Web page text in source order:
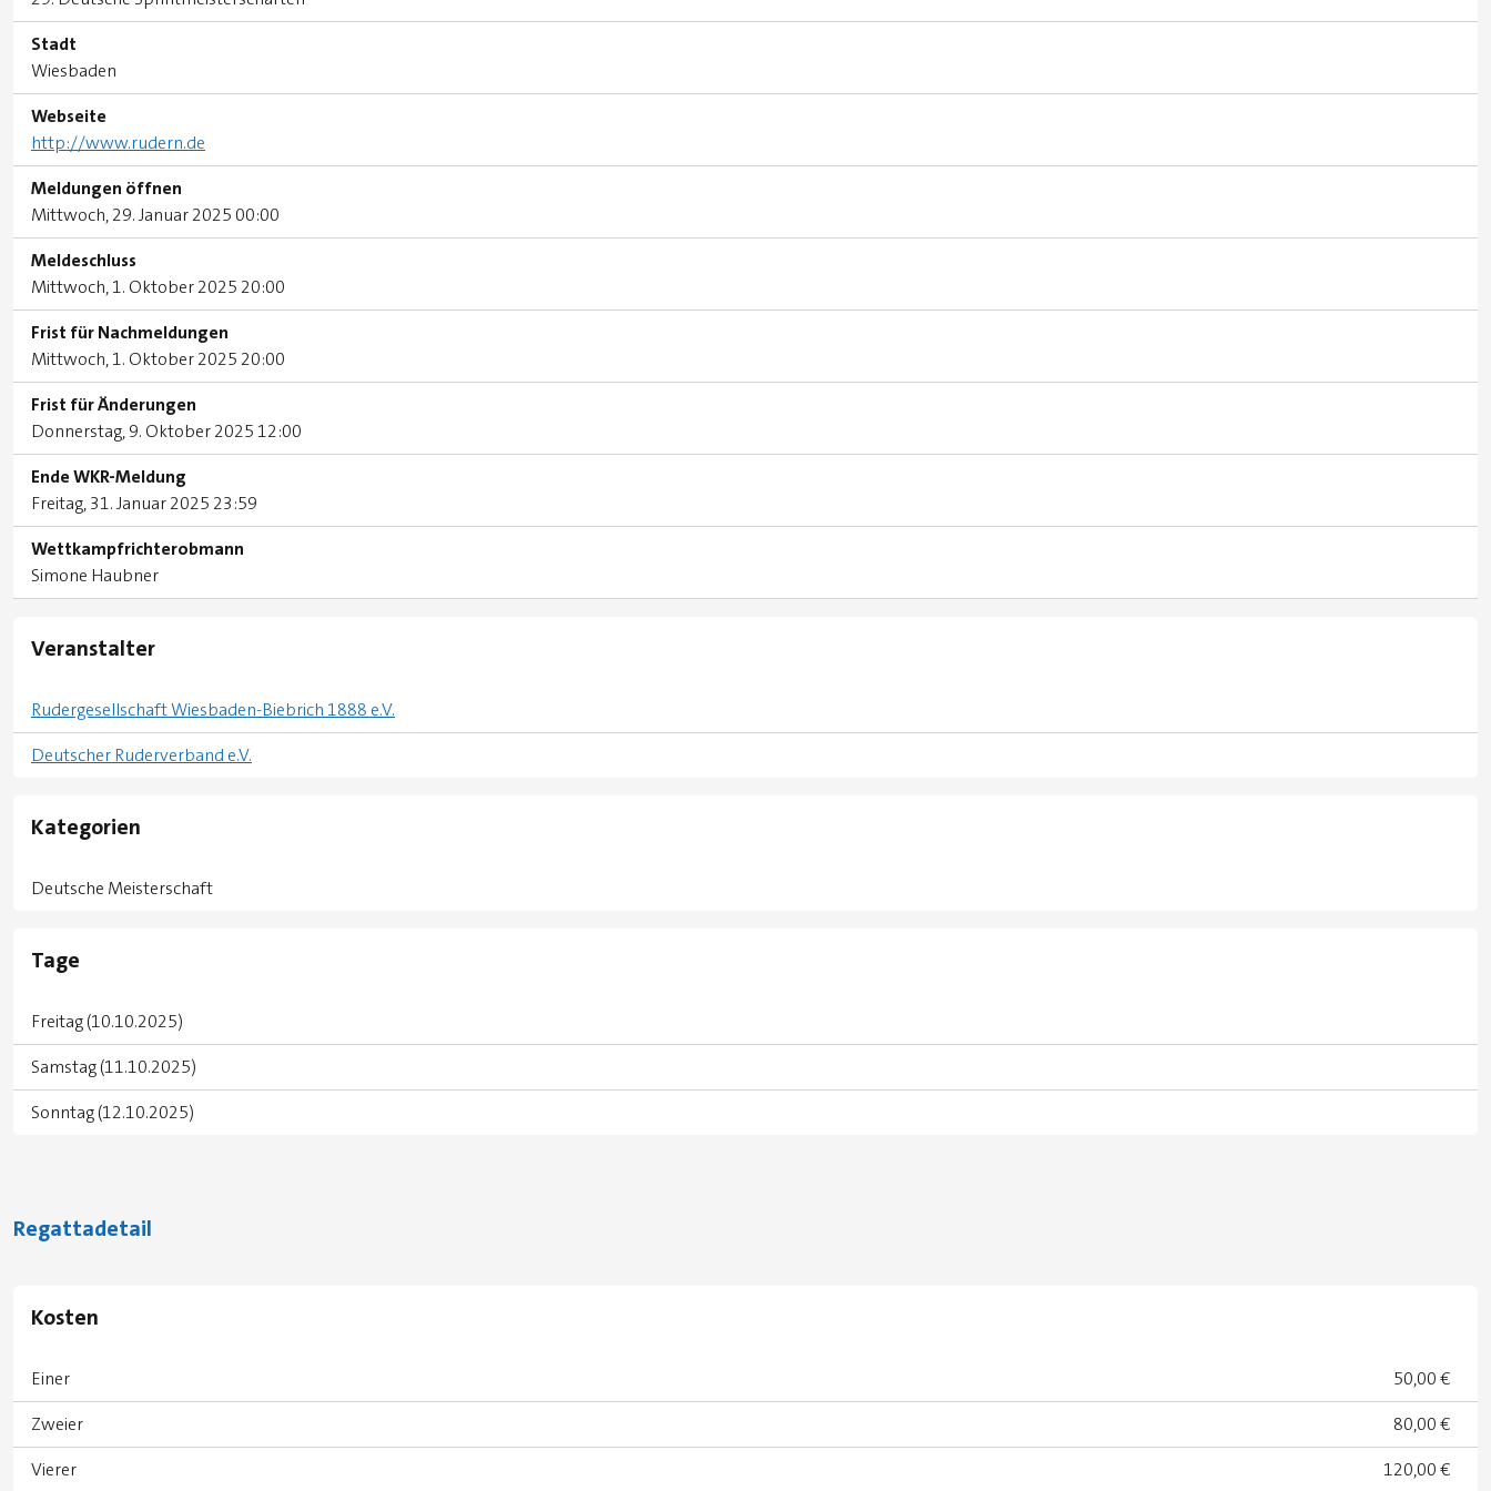
Stadt
Wiesbaden
Webseite
http://www.rudern.de
Meldungen öffnen
Mittwoch, 29. Januar 2025 00:00
Meldeschluss
Mittwoch, 1. Oktober 2025 20:00
Frist für Nachmeldungen
Mittwoch, 1. Oktober 2025 20:00
Frist für Änderungen
Donnerstag, 9. Oktober 2025 12:00
Ende WKR-Meldung
Freitag, 31. Januar 2025 23:59
Wettkampfrichterobmann
Simone Haubner
Veranstalter
Rudergesellschaft Wiesbaden-Biebrich 1888 e.V.
Deutscher Ruderverband e.V.
Kategorien
Deutsche Meisterschaft
Tage
Freitag (10.10.2025)
Samstag (11.10.2025)
Sonntag (12.10.2025)
Regattadetail
Kosten
Einer
50,00 €
Zweier
80,00 €
Vierer
120,00 €